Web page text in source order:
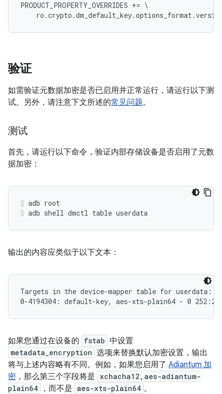
PRODUCT_PROPERTY_OVERRIDES += \
验证
如需验证元数据加密是否已启用并正常运行，请运行以下测
试。另外，请注意下文所述的常见问题。
测试
首先，请运行以下命令，验证内部存储设备是否启用了元数
据加密：
adb root
adb shell dmctl table userdata
输出的内容应类似于以下文本：
Targets in the device-mapper table for userdata:
如果您通过在设备的 fstab 中设置
metadata_encryption 选项来替换默认加密设置，输出
将与上述内容略有不同。例如，如果您启用了 Adiantum 加
密 ，那么第三个字段将是 xchacha12,aes-adiantum-
plain64
，而不是 aes-xts-plain64 。